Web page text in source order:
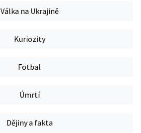
Válka na Ukrajině
Kuriozity
Fotbal
Úmrtí
Dějiny a fakta